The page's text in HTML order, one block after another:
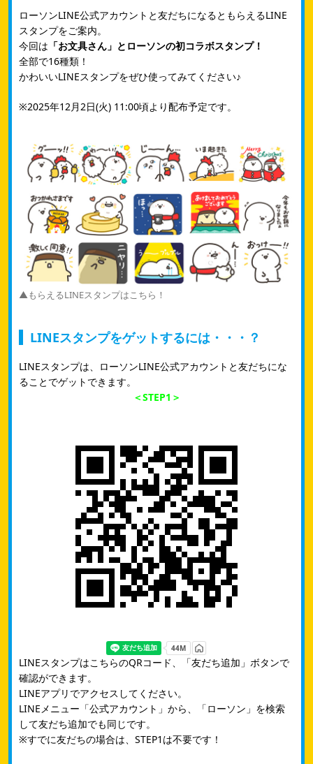
ローソンLINE公式アカウントと友だちになるともらえるLINE
スタンプをご案内。
今回は 「お文具さん」とローソンの初コラボスタンプ！
全部で16種類！
かわいいLINEスタンプをぜひ使ってみてください♪
※2025年12月2日(火) 11:00頃より配布予定です。
▲もらえるLINEスタンプはこちら！
LINEスタンプをゲットするには・・・？
LINEスタンプは、ローソンLINE公式アカウントと友だちにな
ることでゲットできます。
＜STEP1＞
LINEスタンプはこちらのQRコード、「友だち追加」ボタンで
確認ができます。
LINEアプリでアクセスしてください。
LINEメニュー「公式アカウント」から、「ローソン」を検索
して友だち追加でも同じです。
※すでに友だちの場合は、STEP1は不要です！